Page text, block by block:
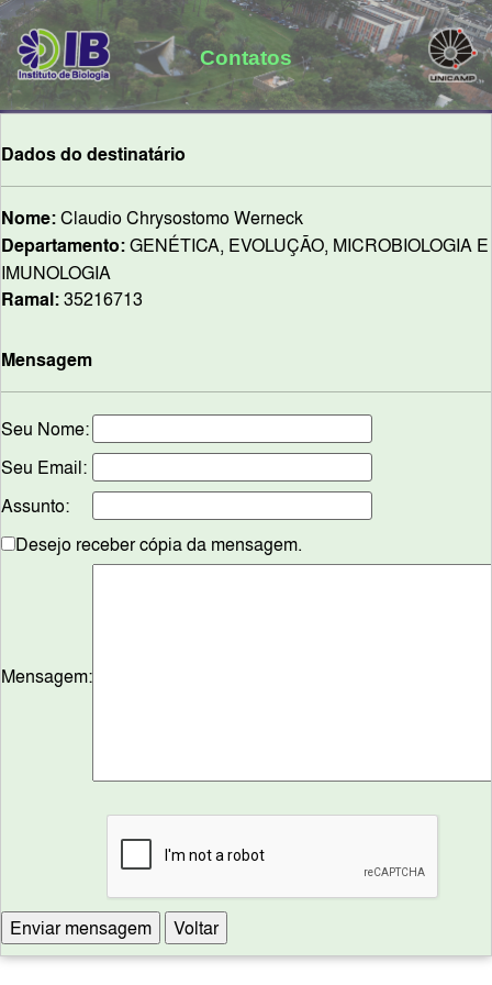
Contatos
Dados do destinatário
Nome:Claudio Chrysostomo Werneck
Departamento:GENÉTICA, EVOLUÇÃO, MICROBIOLOGIA E
IMUNOLOGIA
Ramal:35216713
Mensagem
Seu Nome:
Seu Email:
Assunto:
Desejo receber cópia da mensagem.
Mensagem: